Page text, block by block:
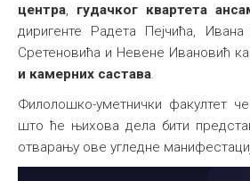
центра, гудачког квартета
диригенте Радета Пејчића,
Сретеновића и Невене Ивановић
и камерних састава.
Филолошко-уметнички факултет
што ће њихова дела бити
отварању ове угледне